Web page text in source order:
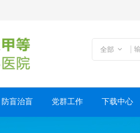
全部
防盲治盲 党群工作 下载中心